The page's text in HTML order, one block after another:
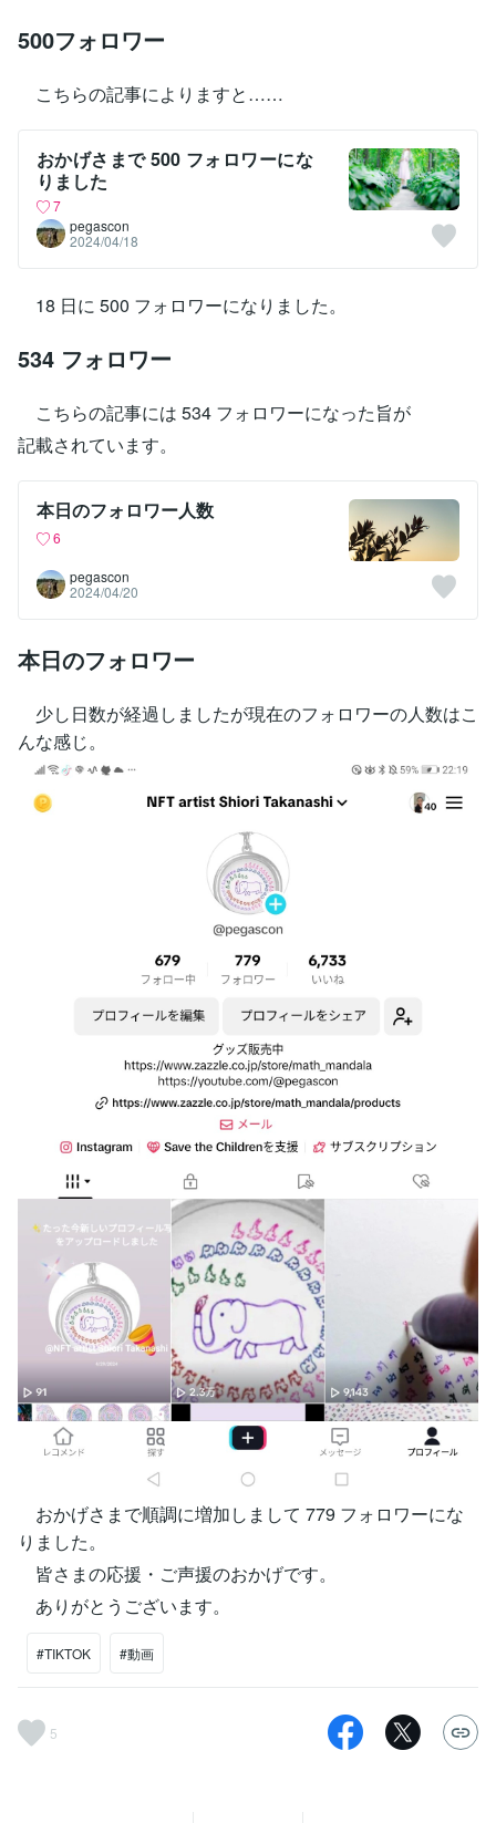
500フォロワー
こちらの記事によりますと……
おかげさまで 500 フォロワーにな
りました
7
pegascon
2024/04/18
18 日に 500 フォロワーになりました。
534 フォロワー
こちらの記事には 534 フォロワーになった旨が
記載されています。
本日のフォロワー人数
6
pegascon
2024/04/20
本日のフォロワー
少し日数が経過しましたが現在のフォロワーの人数はこ
んな感じ。
おかげさまで順調に増加しまして 779 フォロワーにな
りました。
皆さまの応援・ご声援のおかげです。
ありがとうございます。
#TIKTOK #動画
5